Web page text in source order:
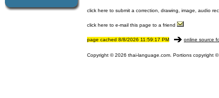
click here to submit a correction, drawing, image, audio
click here to e-mail this page to a friend
page cached 8/8/2026 11:59:17 PM online source
Copyright © 2026 thai-language.com. Portions copyright